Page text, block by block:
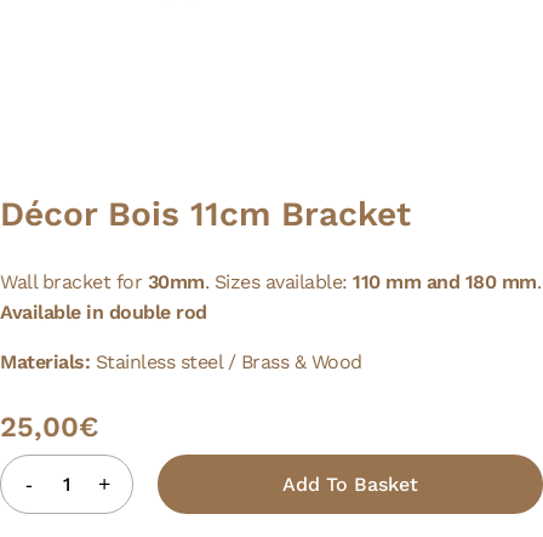
Décor Bois 11cm Bracket
Wall bracket for 30mm. Sizes available: 110 mm and 180 mm.
Available in double rod
Materials: Stainless steel / Brass & Wood
25,00€
Add To Basket